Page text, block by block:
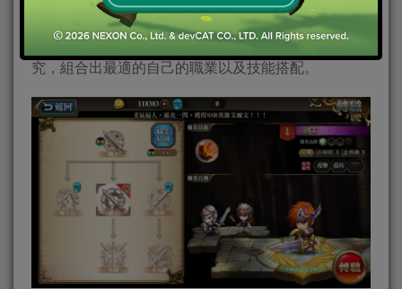
配搭上更富變化，但需留意每位英雄只能攜帶3個技
能、而且總COST不可超過5點，目前大部分主動技能
究，組合出最適的自己的職業以及技能搭配。